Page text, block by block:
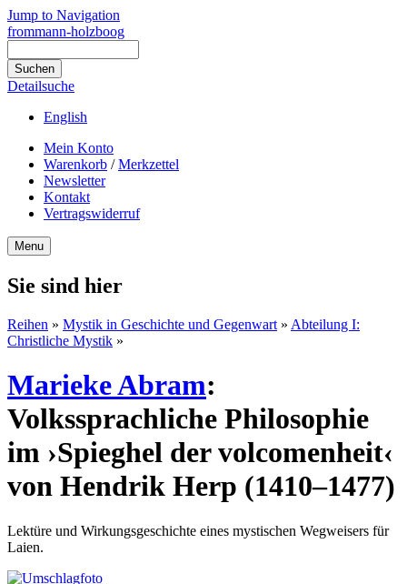
Jump to Navigation
frommann-holzboog
Detailsuche
English
Mein Konto
Warenkorb /Merkzettel
Newsletter
Kontakt
Vertragswiderruf
Menu
Sie sind hier
Reihen » Mystik in Geschichte und Gegenwart » Abteilung I:
Christliche Mystik »
Marieke Abram:
Volkssprachliche Philosophie
im ›Spieghel der volcomenheit‹
von Hendrik Herp (1410–1477)
Lektüre und Wirkungsgeschichte eines mystischen Wegweisers für
Laien.